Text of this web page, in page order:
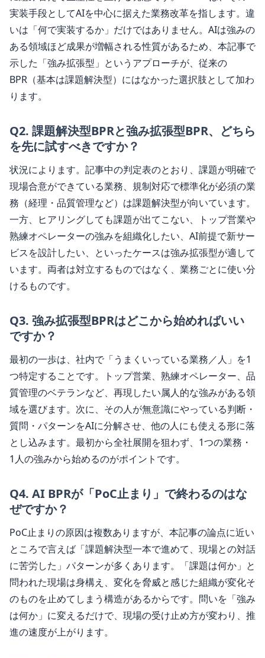
実装手段としてAIを中心に据えた業務改革を指します。違
いは「何で実装するか」だけではありません。AIは強みの
ある領域ほど成果が増幅される性質があるため、本記事で
示した「強み拡張型」というアプローチが、従来の
BPR（基本は課題解決型）にはなかった選択肢として加わ
ります。
Q2. 課題解決型BPRと強み拡張型BPR、どちら
を先に試すべきですか？
状況によります。記事中の判定表のとおり、課題が明確で
現場合意ができている業務、規制対応で標準化が必須の業
務（経理・品質管理など）は課題解決型が向いています。
一方、ヒアリングしても課題が出てこない、トップ営業や
熟練オペレーターの強みを組織化したい、AI前提で新サー
ビスを設計したい、といったケースは強み拡張型が適して
います。両者は対立するものではなく、業務ごとに使い分
けるものです。
Q3. 強み拡張型BPRはどこから始めればいい
ですか？
最初の一歩は、社内で「うまくいっている業務／人」を1
つ特定することです。トップ営業、熟練オペレーター、品
質管理のベテランなど、再現したい属人的な強みがある領
域を選びます。次に、その人が無意識にやっている判断・
質問・パターンをAIに分解させ、他の人にも使える形に落
とし込みます。最初から全社展開を狙わず、1つの業務・
1人の強みから始めるのがポイントです。
Q4. AI BPRが「PoC止まり」で終わるのはな
ぜですか？
PoC止まりの原因は複数ありますが、本記事の論点に近い
ところで言えば「課題解決型一本で進めて、現場との対話
に苦労した」パターンが多くあります。「課題は何か」と
問われた現場は身構え、変化を脅威と感じた組織が変化そ
のものを止めてしまう構造があるからです。問いを「強み
は何か」に変えるだけで、現場の受け止め方が変わり、推
進の速度が上がります。